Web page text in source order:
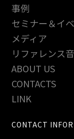
事例
セミナー＆イ
メディア
リファレンス
ABOUT US
CONTACTS
LINK
CONTACT